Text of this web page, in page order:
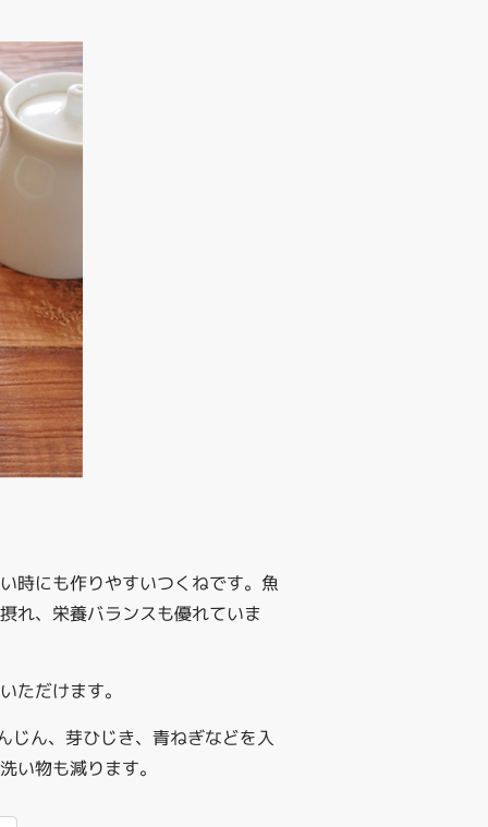
時にも作りやすいつくねです。魚
れ、栄養バランスも優れていま
ただけます。
じん、芽ひじき、青ねぎなどを入
い物も減ります。